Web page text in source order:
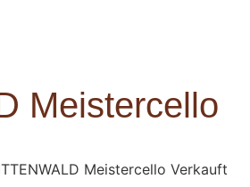
Meistercello
Meistercello Verkauft